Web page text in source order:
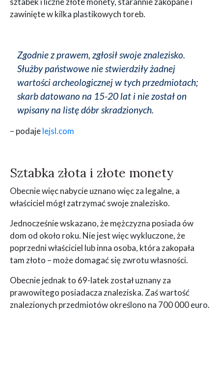
zawinięte w kilka plastikowych toreb.
Zgodnie z prawem, zgłosił swoje znalezisko.
Służby państwowe nie stwierdziły żadnej
wartości archeologicznej w tych przedmiotach;
skarb datowano na 15-20 lat i nie został on
wpisany na listę dóbr skradzionych.
– podajelejsl.com
Sztabka złota i złote monety
Obecnie więc nabycie uznano więc za legalne, a
właściciel mógł zatrzymać swoje znalezisko.
Jednocześnie wskazano, że mężczyzna posiada ów
dom od około roku. Nie jest więc wykluczone, że
poprzedni właściciel lub inna osoba, która zakopała
tam złoto – może domagać się zwrotu własności.
Obecnie jednak to 69-latek został uznany za
prawowitego posiadacza znaleziska. Zaś wartość
znalezionych przedmiotów określono na 700 000 euro.